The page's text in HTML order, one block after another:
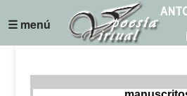
☰ menú